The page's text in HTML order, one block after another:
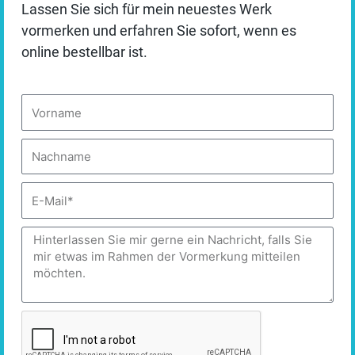
>>SignierBAR: Wer ein signiertes Buch haben möchte,
abonniere die BoxenstoppNEWs. Über Blogartikel und den
monatlichen Newsletter erfahren Sie, wann ich auf
das Buch signieren lassen.
0
Essenziell
Personalisieren
DATENSCHUTZBEDINGUNGEN
Lassen Sie sich für mein neuestes Werk
vormerken und erfahren Sie sofort, wenn es
online bestellbar ist.
Mail
Nachricht